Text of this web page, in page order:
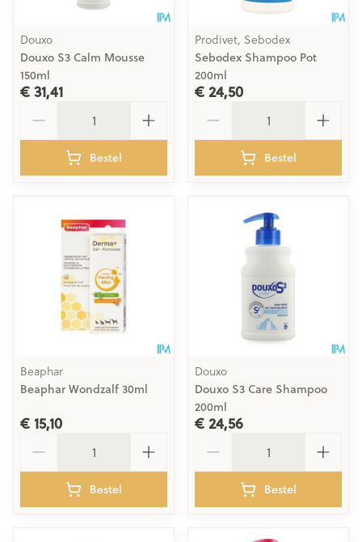
Douxo
Douxo S3 Calm Mousse
150ml
€ 31,41
Bestel
Prodivet, Sebodex
Sebodex Shampoo Pot
200ml
€ 24,50
Bestel
Beaphar
Beaphar Wondzalf 30ml
€ 15,10
Bestel
Douxo
Douxo S3 Care Shampoo
200ml
€ 24,56
Bestel